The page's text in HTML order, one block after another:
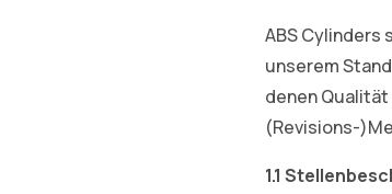
ABS Cylinders
unserem
denen
(Revisions-
1.1